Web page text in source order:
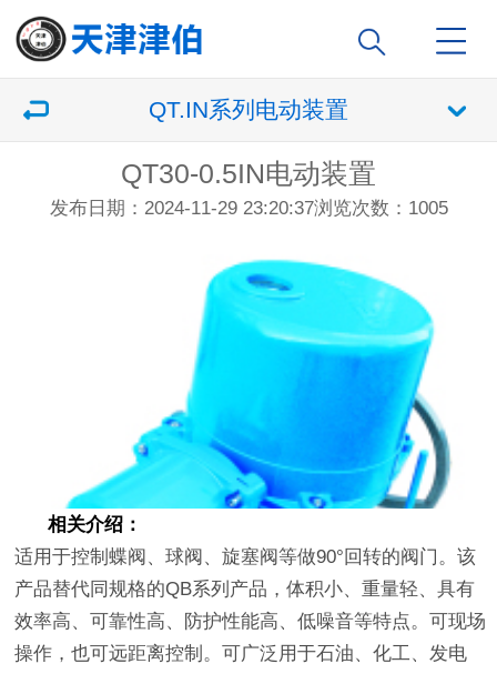
QT.IN系列电动装置
QT30-0.5IN电动装置
发布日期：2024-11-29 23:20:37浏览次数： 1005
相关介绍：
适用于控制蝶阀、球阀、旋塞阀等做90°回转的阀门。该
产品替代同规格的QB系列产品，体积小、重量轻、具有
效率高、可靠性高、防护性能高、低噪音等特点。可现场
操作，也可远距离控制。可广泛用于石油、化工、发电